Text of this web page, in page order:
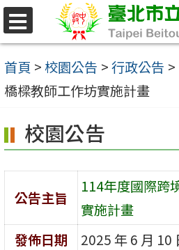
跳
至
主
要
容
區
首頁 >校園公告 >行政公告 >
橋樑教師工作坊實施計畫
校園公告
公告主旨
114年度國際跨
實施計畫
發佈日期
2025 年 6 月 10
選
單